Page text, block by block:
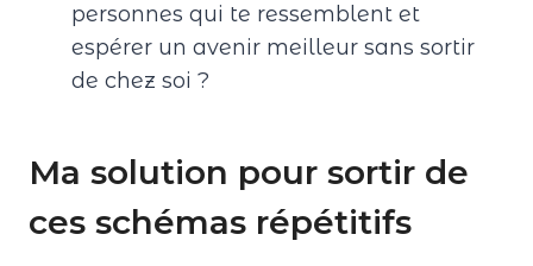
personnes qui te ressemblent et
espérer un avenir meilleur sans sortir
de chez soi ?
Ma solution pour sortir de
ces schémas répétitifs